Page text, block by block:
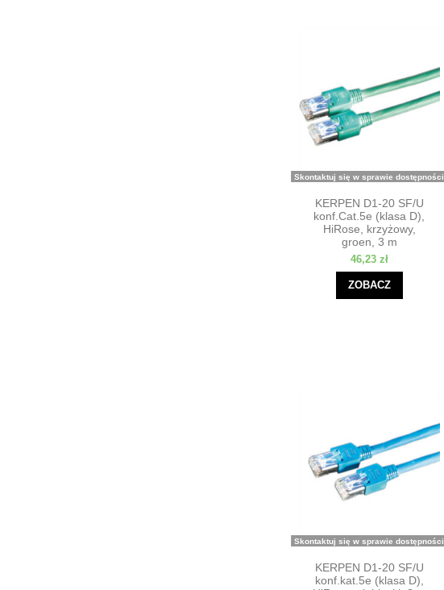
Skontaktuj się w sprawie dostępności
KERPEN D1-20 SF/U
konf.Cat.5e (klasa D),
HiRose, krzyżowy,
groen, 3 m
46,23 zł
ZOBACZ
Skontaktuj się w sprawie dostępności
KERPEN D1-20 SF/U
konf.kat.5e (klasa D),